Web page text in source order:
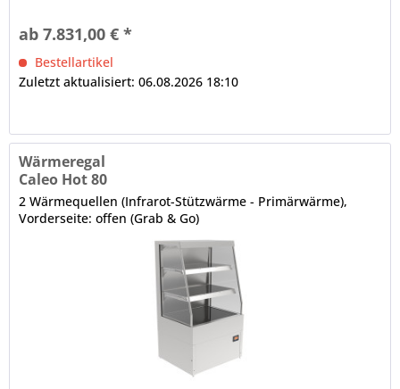
hitzebeständig Ausstellfläche in Schwarzglas mit...
ab 7.831,00 € *
Bestellartikel
Zuletzt aktualisiert: 06.08.2026 18:10
Wärmeregal
Caleo Hot 80
2 Wärmequellen (Infrarot-Stützwärme - Primärwärme),
Vorderseite: offen (Grab & Go)